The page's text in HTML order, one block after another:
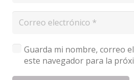
Guarda mi nombre, correo
este navegador para la